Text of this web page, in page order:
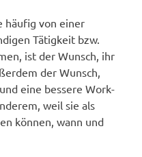
häufig von einer
Tätigkeit bzw.
ist der Wunsch, ihr
der Wunsch,
eine bessere Work-
weil sie als
können, wann und